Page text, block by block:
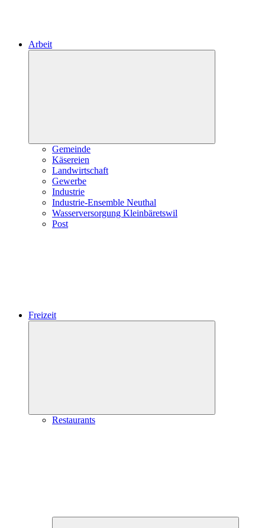
Arbeit
Gemeinde
Käsereien
Landwirtschaft
Gewerbe
Industrie
Industrie-Ensemble Neuthal
Wasserversorgung Kleinbäretswil
Post
Freizeit
Restaurants